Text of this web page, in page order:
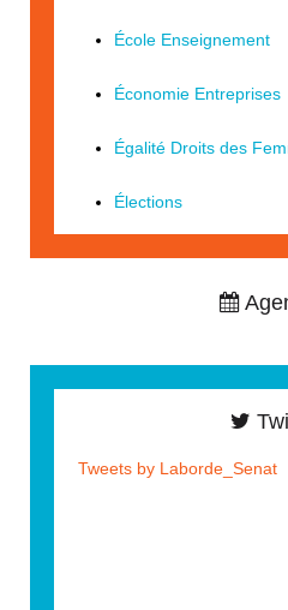
École Enseignement
Économie Entreprises
Égalité Droits des
Élections
Tweets by Laborde_Senat